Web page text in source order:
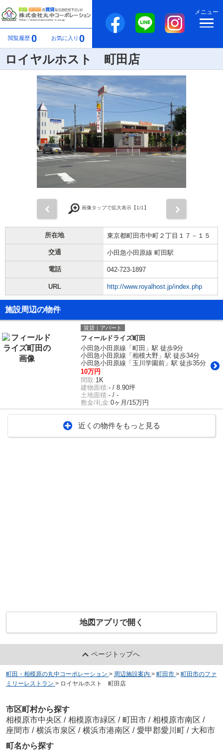
閲覧履歴 0 お気に入り 0
メニュー
ロイヤルホスト 町田店
画像タップで拡大表示【1/1】
所在地 東京都町田市中町２丁目１７－１５
交通 小田急小田原線 町田駅
電話 042-723-1897
URL http://www.royalhost.jp/index.php
施設周辺の物件
賃貸｜アパート
フィールドライズ町田
小田急小田原線「町田」駅 徒歩9分
小田急小田原線「相模大野」駅 徒歩34分
小田急小田原線「玉川学園前」駅 徒歩35分
10万円
間取:1K
建物面積:- / 8.90坪
土地面積:- / -
敷金/礼金:0ヶ月/15万円
近くの物件をもっと見る
地図アプリで開く
ページトップへ
町田・相模原の丸中コーポレーション > 周辺施設案内 > 町田市 > 町田市のファ
ミリーレストラン > ロイヤルホスト 町田店
市区町村から探す
相模原市中央区 / 相模原市緑区 / 町田市 / 相模原市南区 /
座間市 / 横浜市泉区 / 横浜市港南区 / 愛甲郡愛川町 / 大和市
町名から探す